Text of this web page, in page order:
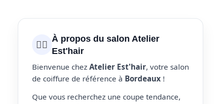
💇‍♀️ À propos du salon Atelier
Est'hair
Bienvenue chez Atelier Est'hair, votre salon
de coiffure de référence à Bordeaux !
Que vous recherchez une coupe tendance,